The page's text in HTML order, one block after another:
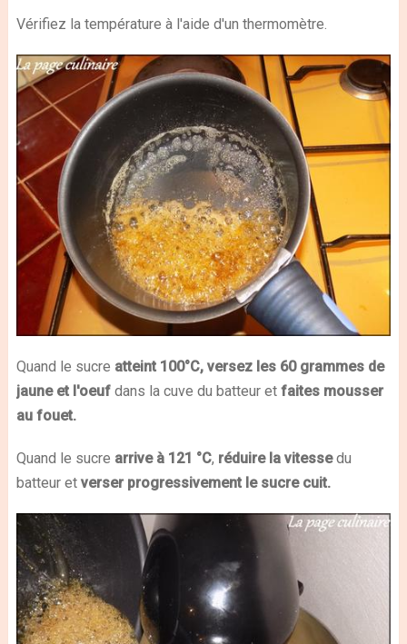
Vérifiez la température à l'aide d'un thermomètre.
Quand le sucre atteint 100°C, versez les 60 grammes de
jaune et l'oeufdans la cuve du batteur et faites mousser
au fouet.
Quand le sucre arrive à 121 °C, réduire la vitessedu
batteur et verser progressivement le sucre cuit.